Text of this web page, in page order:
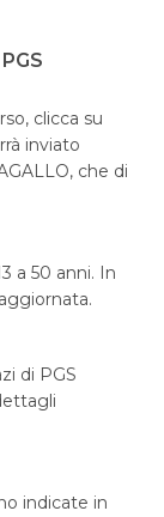
clicca su
inviato
che di
a 50 anni. In
di PGS
indicate in